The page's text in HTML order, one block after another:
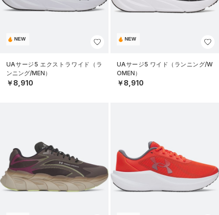
NEW
UAサージ5 エクストラワイド（ラ
ンニング/MEN）
￥8,910
NEW
UAサージ5 ワイド（ランニング/W
OMEN）
￥8,910